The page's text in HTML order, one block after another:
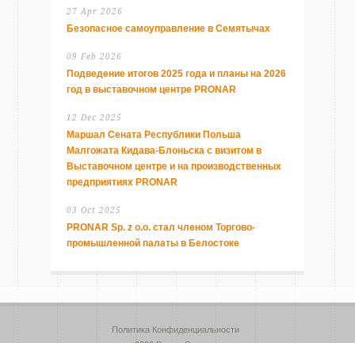
27 Apr 2026
Безопасное самоуправление в Семятычах
09 Feb 2026
Подведение итогов 2025 года и планы на 2026
год в выставочном центре PRONAR
12 Dec 2025
Маршал Сената Республики Польша
Малгожата Кидава-Блоньска с визитом в
Выставочном центре и на производственных
предприятиях PRONAR
03 Oct 2025
PRONAR Sp. z o.o. стал членом Торгово-
промышленной палаты в Белостоке
Политика Конфиденциальности